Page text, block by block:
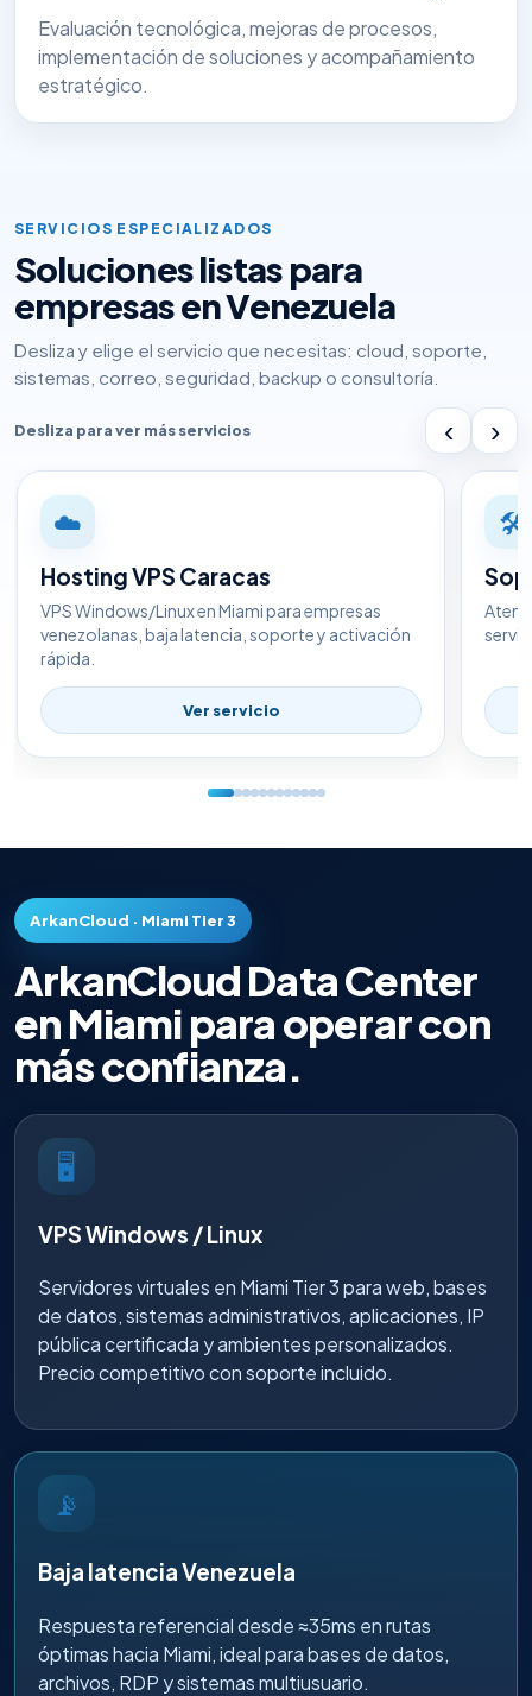
Evaluación tecnológica, mejoras de procesos,
implementación de soluciones y acompañamiento
estratégico.
SERVICIOS ESPECIALIZADOS
Soluciones listas para
empresas en Venezuela
Desliza y elige el servicio que necesitas: cloud, soporte,
sistemas, correo, seguridad, backup o consultoría.
Desliza para ver más servicios ‹ ›
☁️
Hosting VPS Caracas
VPS Windows/Linux en Miami para empresas
venezolanas, baja latencia, soporte y activación
rápida.
Ver servicio
🛠️
ArkanCloud · Miami Tier 3
ArkanCloud Data Center
en Miami para operar con
más confianza.
🖥
VPS Windows / Linux
Servidores virtuales en Miami Tier 3 para web, bases
de datos, sistemas administrativos, aplicaciones, IP
pública certificada y ambientes personalizados.
Precio competitivo con soporte incluido.
📡
Baja latencia Venezuela
Respuesta referencial desde ≈35ms en rutas
óptimas hacia Miami, ideal para bases de datos,
archivos, RDP y sistemas multiusuario.